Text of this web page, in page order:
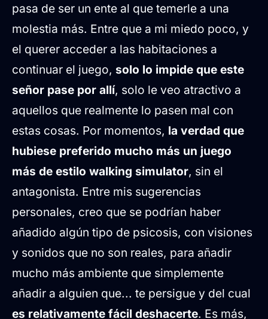
pasa de ser un ente al que temerle a una
molestia más. Entre que a mi miedo poco, y
el querer acceder a las habitaciones a
continuar el juego, solo lo impide que este
señor pase por allí, solo le veo atractivo a
aquellos que realmente lo pasen mal con
estas cosas. Por momentos, la verdad que
hubiese preferido mucho más un juego
más de estilo walking simulator, sin el
antagonista. Entre mis sugerencias
personales, creo que se podrían haber
añadido algún tipo de psicosis, con visiones
y sonidos que no son reales, para añadir
mucho más ambiente que simplemente
añadir a alguien que... te persigue y del cual
es relativamente fácil deshacerte. Es más,